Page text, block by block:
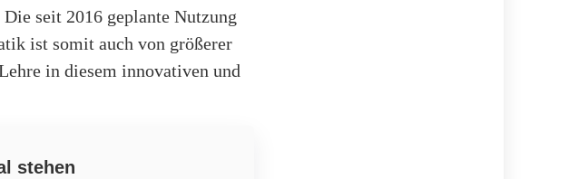
seit 2016 geplante Nutzung
ist somit auch von größerer
in diesem innovativen und
stehen